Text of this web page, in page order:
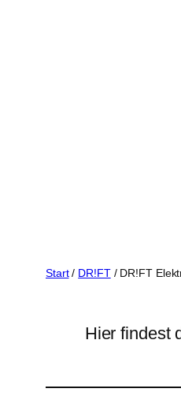
Start/ DR!FT/ DR!FT
Hier findest